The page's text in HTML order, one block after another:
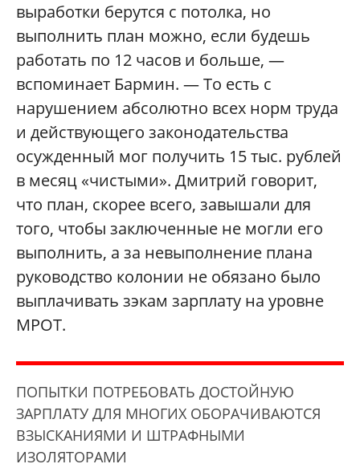
выработки берутся с потолка, но
выполнить план можно, если будешь
работать по 12 часов и больше, —
вспоминает Бармин. — То есть с
нарушением абсолютно всех норм труда
и действующего законодательства
осужденный мог получить 15 тыс. рублей
в месяц «чистыми». Дмитрий говорит,
что план, скорее всего, завышали для
того, чтобы заключенные не могли его
выполнить, а за невыполнение плана
руководство колонии не обязано было
выплачивать зэкам зарплату на уровне
МРОТ.
ПОПЫТКИ ПОТРЕБОВАТЬ ДОСТОЙНУЮ
ЗАРПЛАТУ ДЛЯ МНОГИХ ОБОРАЧИВАЮТСЯ
ВЗЫСКАНИЯМИ И ШТРАФНЫМИ
ИЗОЛЯТОРАМИ